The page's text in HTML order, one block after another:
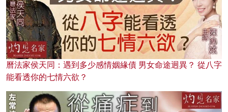
曆法家侯天同：遇到多少感情姻緣債 男女命途迥異？ 從八字
能看透你的七情六欲？